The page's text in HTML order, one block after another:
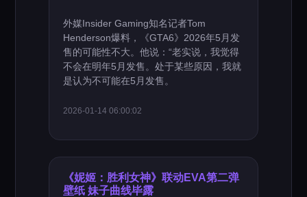
外媒Insider Gaming知名记者Tom
Henderson爆料，《GTA6》2026年5月发
售的可能性不大。他说：“老实说，我觉得
不会在明年5月发售。处于某些原因，我就
是认为不可能在5月发售。
2026-01-14 06:00:02
《妮姬：胜利女神》联动EVA第二弹
壁纸 妹子曲线毕露